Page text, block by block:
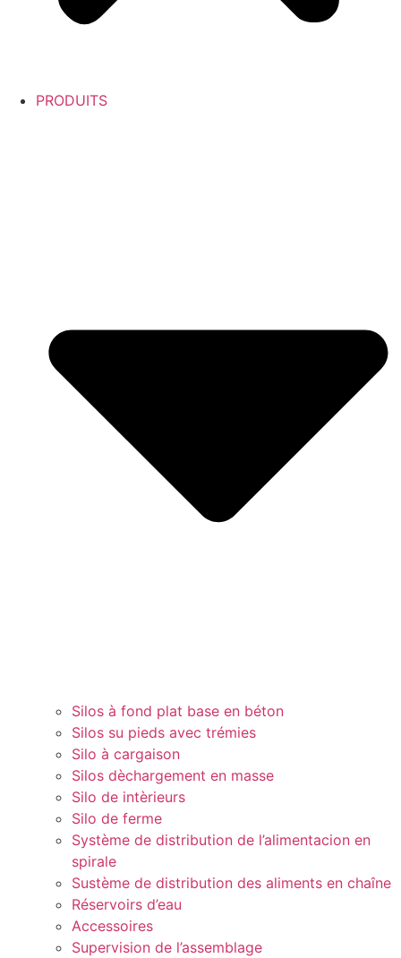
PRODUITS
Silos à fond plat base en béton
Silos su pieds avec trémies
Silo à cargaison
Silos dèchargement en masse
Silo de intèrieurs
Silo de ferme
Système de distribution de l’alimentacion en
spirale
Sustème de distribution des aliments en chaîne
Réservoirs d’eau
Accessoires
Supervision de l’assemblage